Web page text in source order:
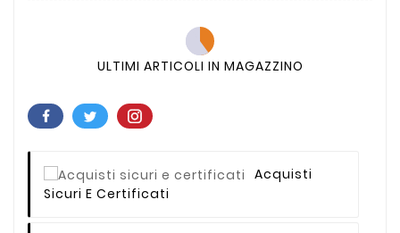
ULTIMI ARTICOLI IN MAGAZZINO
Acquisti
Sicuri E Certificati